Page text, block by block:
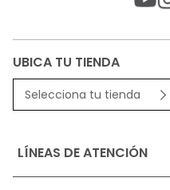
UBICA TU TIENDA
Selecciona tu tienda
LÍNEAS DE ATENCIÓN